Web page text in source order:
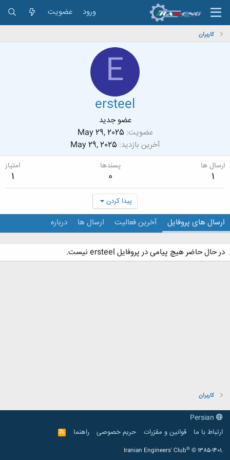
ورود عضویت
کاربران
E
ersteel
عضو جدید
عضویت May 29, 2025
آخرین بازدید May 29, 2025
ارسال ها
1
پسندها
0
امتیاز
1
پیدا کردن
ارسال های پروفایل آخرین فعالیت ارسال ها درباره
در حال حاضر هیچ پیامی در پروفایل ersteel نیست.
کاربران
ارتباط با ما
قوانین و مقرّرات حریم خصوصی راهنما
R
S
Iranian Engineers' Club® © 1385-1401.